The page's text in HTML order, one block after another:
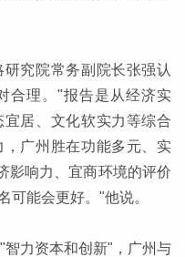
究院常务副院长张强认
合理。"报告是从经济实
居、文化软实力等综合
广州胜在功能多元、实
影响力、宜商环境的评价
可能会更好。"他说。
力资本和创新"，广州与